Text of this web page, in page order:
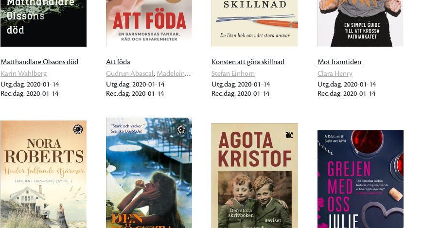
Matthandlare Olssons död
Karin Wahlberg
Utg.dag. 2020-01-14
Rec.dag. 2020-01-14
Att föda
Gudrun Abascal, Madeleine Svärd Huss
Utg.dag. 2020-01-14
Rec.dag. 2020-01-14
Konsten att göra skillnad
Stefan Einhorn
Utg.dag. 2020-01-14
Rec.dag. 2020-01-14
Mot framtiden
Clara Henry
Utg.dag. 2020-01-14
Rec.dag. 2020-01-14